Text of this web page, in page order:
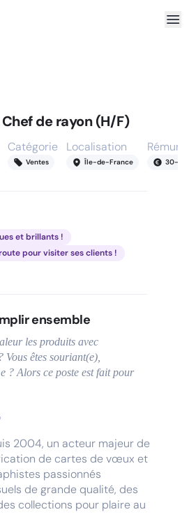
de rayon (H/F)
Catégorie
Ventes
Localisation
Île-de-France 30-
et brillants !
pour visiter ses clients !
ensemble
les produits avec
êtes souriant(e),
? Alors ce poste est fait pour
2004, un acteur majeur de
de cartes de vœux et
passionnés
de grande qualité, des
collections pour plaire au